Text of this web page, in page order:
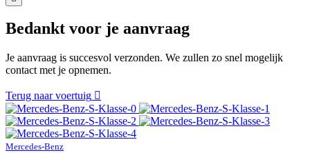
Bedankt voor je aanvraag
Je aanvraag is succesvol verzonden. We zullen zo snel mogelijk
contact met je opnemen.
Terug naar voertuig
Mercedes-Benz